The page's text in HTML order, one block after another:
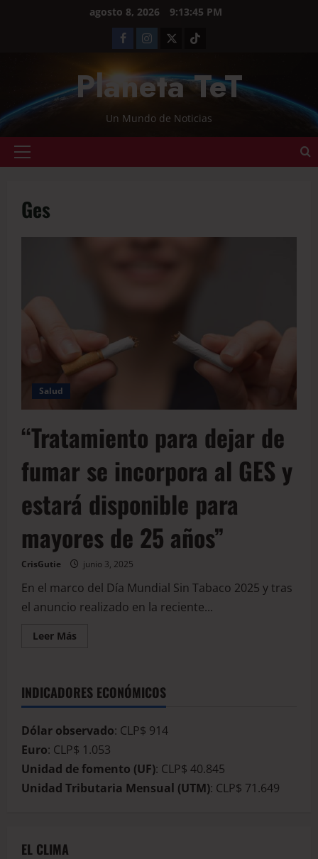
agosto 8, 2026 9:13:45 PM
Planeta TeT
Un Mundo de Noticias
Ges
Salud
“Tratamiento para dejar de
fumar se incorpora al GES y
estará disponible para
mayores de 25 años”
CrisGutie junio 3, 2025
En el marco del Día Mundial Sin Tabaco 2025 y tras
el anuncio realizado en la reciente...
Leer Más
INDICADORES ECONÓMICOS
Dólar observado: CLP$ 914
Euro: CLP$ 1.053
Unidad de fomento (UF): CLP$ 40.845
Unidad Tributaria Mensual (UTM): CLP$ 71.649
EL CLIMA